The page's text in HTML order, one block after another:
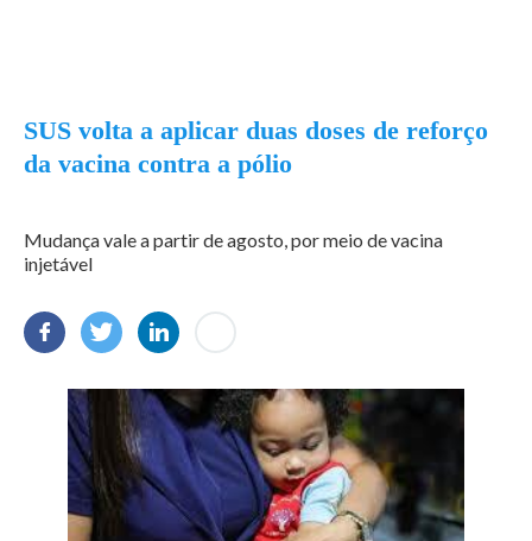
SUS volta a aplicar duas doses de reforço
da vacina contra a pólio
Mudança vale a partir de agosto, por meio de vacina
injetável